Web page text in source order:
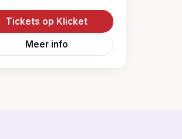
Tickets op Klicket
Meer info